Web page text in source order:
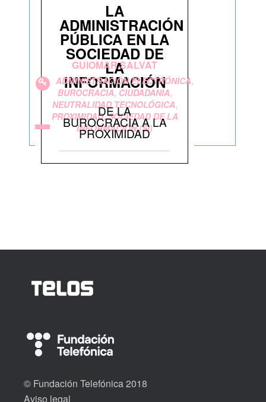
LA
ADMINISTRACIÓN
PÚBLICA EN LA
SOCIEDAD DE
LA
INFORMACIÓN
GUIOMAR SALVAT
DE LA
BUROCRACIA A LA
PROXIMIDAD
ADMINISTRACIÓN ELECTRÓNICA,
BUROCRACIA,CIUDADANÍA,
NEUTRALIDAD TECNOLÓGICA,
PROXIMIDAD,SOCIEDAD DE LA
INFORMACIÓN (SI)
© Fundación Telefónica 2018
Aviso legal